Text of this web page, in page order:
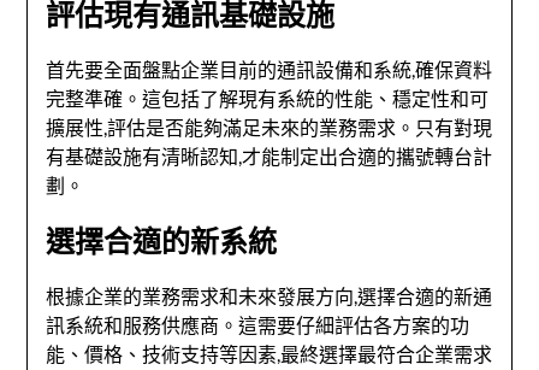
評估現有通訊基礎設施
首先要全面盤點企業目前的通訊設備和系統,確保資料
完整準確。這包括了解現有系統的性能、穩定性和可
擴展性,評估是否能夠滿足未來的業務需求。只有對現
有基礎設施有清晰認知,才能制定出合適的攜號轉台計
劃。
選擇合適的新系統
根據企業的業務需求和未來發展方向,選擇合適的新通
訊系統和服務供應商。這需要仔細評估各方案的功
能、價格、技術支持等因素,最終選擇最符合企業需求